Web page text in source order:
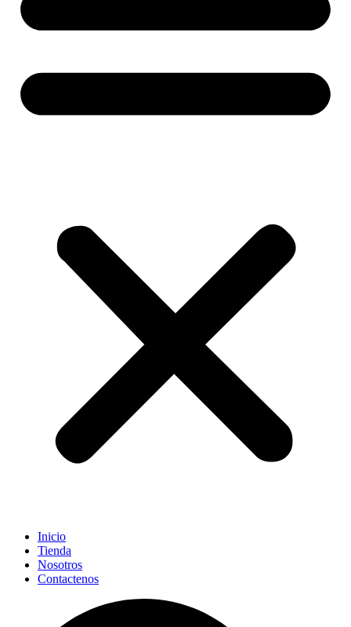
Inicio
Tienda
Nosotros
Contactenos